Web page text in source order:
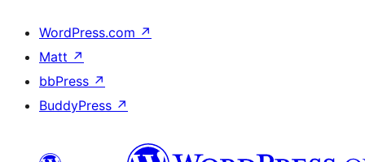
WordPress.com ↗
Matt ↗
bbPress ↗
BuddyPress ↗